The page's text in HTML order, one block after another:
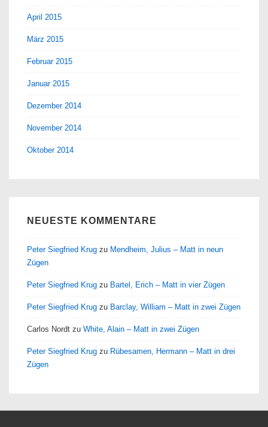
April 2015
März 2015
Februar 2015
Januar 2015
Dezember 2014
November 2014
Oktober 2014
NEUESTE KOMMENTARE
Peter Siegfried Krug zu Mendheim, Julius – Matt in neun
Zügen
Peter Siegfried Krug zu Bartel, Erich – Matt in vier Zügen
Peter Siegfried Krug zu Barclay, William – Matt in zwei Zügen
Carlos Nordt zu White, Alain – Matt in zwei Zügen
Peter Siegfried Krug zu Rübesamen, Hermann – Matt in drei
Zügen